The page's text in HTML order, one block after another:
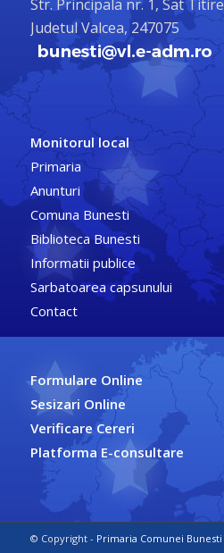
Str. Principala nr. 1, Sat
Judetul Valcea, 247075
Monitorul local
Primaria
Anunturi
Comuna Bunesti
Biblioteca Bunesti
Informatii publice
Sarbatoarea capsunului
Contact
Formulare Online
Sesizari Online
Verificare Cereri
Platforma E-consultare
© Copyright - Primaria Comunei Bunesti